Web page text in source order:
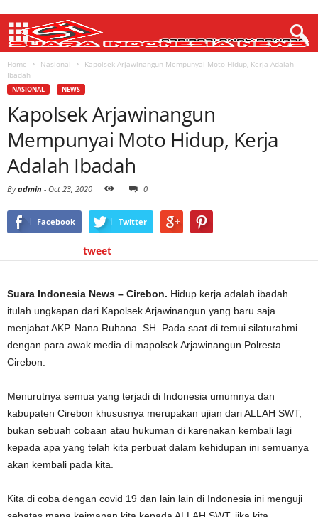
Home Nasional
Kapolsek Arjawinangun Mempunyai Moto Hidup, Kerja Adalah
Ibadah
NASIONAL NEWS
Kapolsek Arjawinangun
Mempunyai Moto Hidup, Kerja
Adalah Ibadah
Byadmin - Oct 23, 2020 0
Facebook Twitter
tweet
Suara Indonesia News – Cirebon. Hidup kerja adalah ibadah
itulah ungkapan dari Kapolsek Arjawinangun yang baru saja
menjabat AKP. Nana Ruhana. SH. Pada saat di temui silaturahmi
dengan para awak media di mapolsek Arjawinangun Polresta
Cirebon.
Menurutnya semua yang terjadi di Indonesia umumnya dan
kabupaten Cirebon khususnya merupakan ujian dari ALLAH SWT,
bukan sebuah cobaan atau hukuman di karenakan kembali lagi
kepada apa yang telah kita perbuat dalam kehidupan ini semuanya
akan kembali pada kita.
Kita di coba dengan covid 19 dan lain lain di Indonesia ini menguji